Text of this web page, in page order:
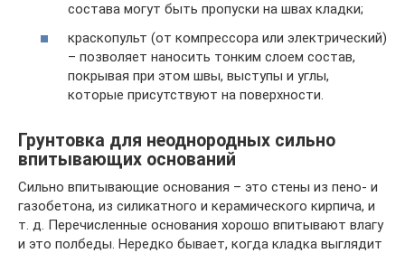
состава могут быть пропуски на швах кладки;
краскопульт (от компрессора или электрический)
– позволяет наносить тонким слоем состав,
покрывая при этом швы, выступы и углы,
которые присутствуют на поверхности.
Грунтовка для неоднородных сильно
впитывающих оснований
Сильно впитывающие основания – это стены из пено- и
газобетона, из силикатного и керамического кирпича, и
т. д. Перечисленные основания хорошо впитывают влагу
и это полбеды. Нередко бывает, когда кладка выглядит